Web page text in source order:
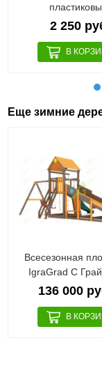
2 250
Еще зимние
Всесезонная
IgraGrad С
136 000